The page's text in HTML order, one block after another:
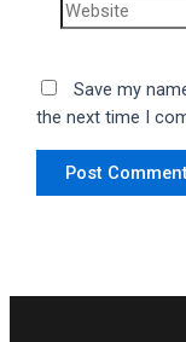
Save my
the next time I